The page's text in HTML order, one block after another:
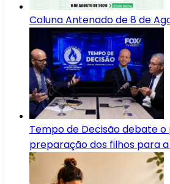
Coluna Antenado de 8 de
Tempo de Decisão debate o
preparação dos filhos para